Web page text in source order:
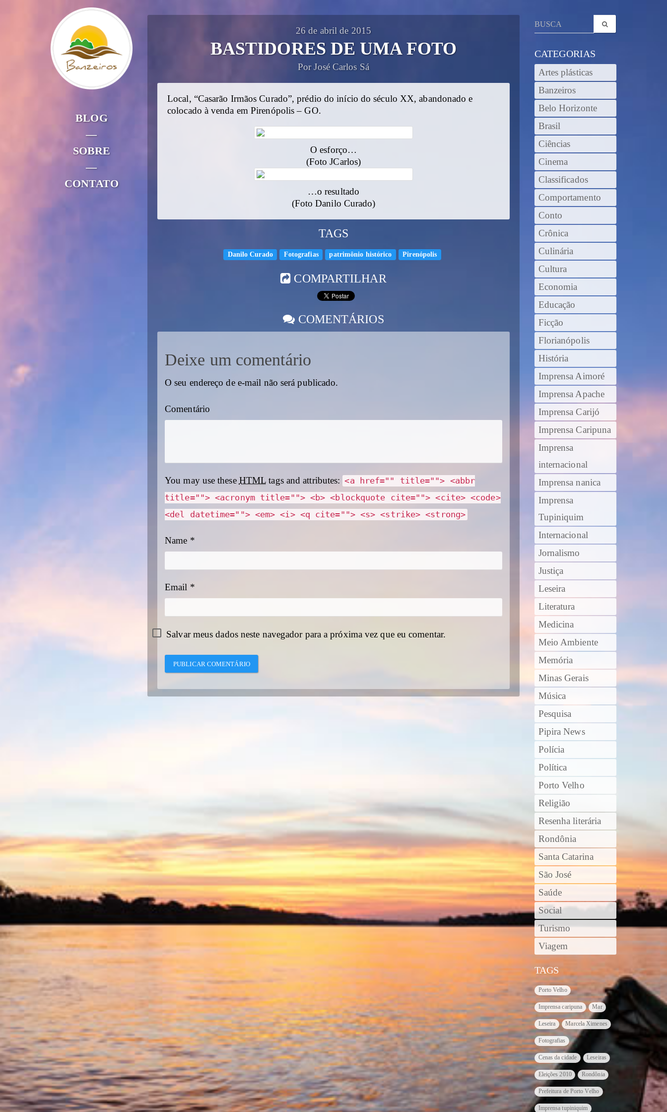
BLOG
—
SOBRE
—
CONTATO
26 de abril de 2015
BASTIDORES DE UMA FOTO
Por José Carlos Sá
Local, “Casarão Irmãos Curado”, prédio do início do século XX, abandonado e
colocado à venda em Pirenópolis – GO.
O esforço…
(Foto JCarlos)
…o resultado
(Foto Danilo Curado)
TAGS
Danilo Curado Fotografias patrimônio histórico Pirenópolis
COMPARTILHAR
COMENTÁRIOS
Deixe um comentário
O seu endereço de e-mail não será publicado.
Comentário
You may use these HTML tags and attributes: <a href="" title=""> <abbr
title=""> <acronym title=""> <b> <blockquote cite=""> <cite> <code>
<del datetime=""> <em> <i> <q cite=""> <s> <strike> <strong>
Name *
Email *
Salvar meus dados neste navegador para a próxima vez que eu comentar.
CATEGORIAS
Artes plásticas
Banzeiros
Belo Horizonte
Brasil
Ciências
Cinema
Classificados
Comportamento
Conto
Crônica
Culinária
Cultura
Economia
Educação
Ficção
Florianópolis
História
Imprensa Aimoré
Imprensa Apache
Imprensa Carijó
Imprensa Caripuna
Imprensa
internacional
Imprensa nanica
Imprensa
Tupiniquim
Internacional
Jornalismo
Justiça
Leseira
Literatura
Medicina
Meio Ambiente
Memória
Minas Gerais
Música
Pesquisa
Pipira News
Polícia
Política
Porto Velho
Religião
Resenha literária
Rondônia
Santa Catarina
São José
Saúde
Social
Turismo
Viagem
TAGS
Porto Velho
Imprensa caripuna Mar
Leseira Marcela Ximenes
Fotografias
Cenas da cidade Leseiras
Eleições 2010 Rondônia
Prefeitura de Porto Velho
Imprensa tupiniquim